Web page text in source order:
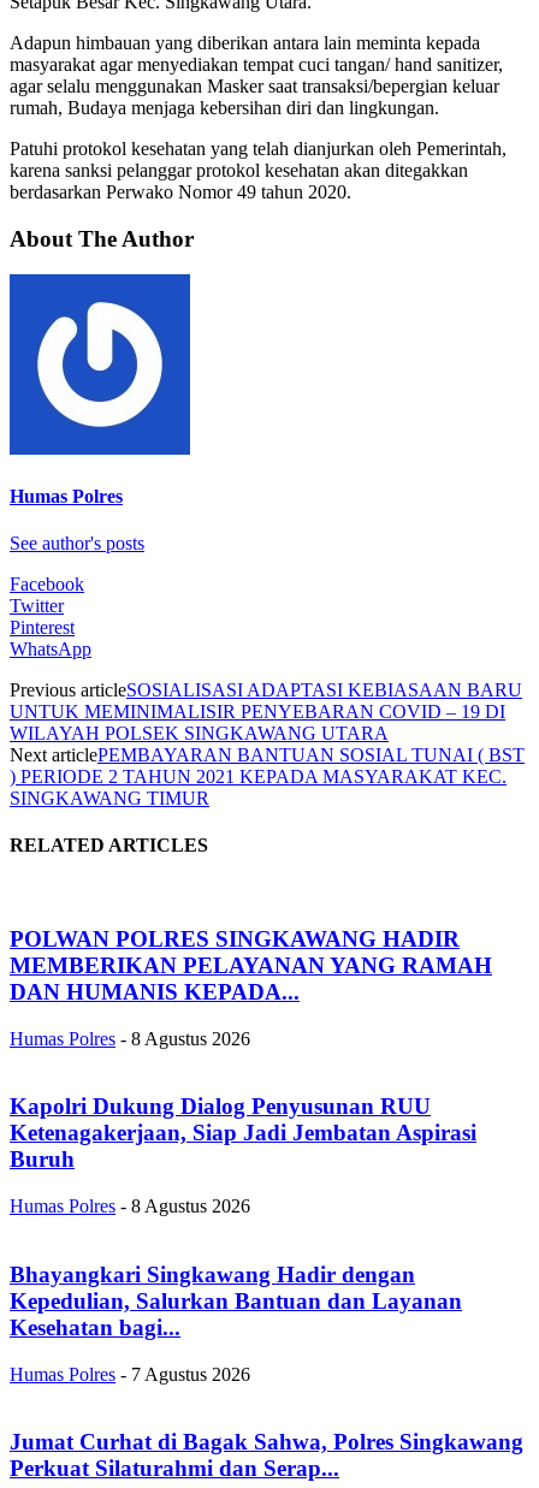
Adapun himbauan yang diberikan antara lain meminta kepada
masyarakat agar menyediakan tempat cuci tangan/ hand sanitizer,
agar selalu menggunakan Masker saat transaksi/bepergian keluar
rumah, Budaya menjaga kebersihan diri dan lingkungan.
Patuhi protokol kesehatan yang telah dianjurkan oleh Pemerintah,
karena sanksi pelanggar protokol kesehatan akan ditegakkan
berdasarkan Perwako Nomor 49 tahun 2020.
About The Author
Humas Polres
See author's posts
Facebook
Twitter
Pinterest
WhatsApp
Previous articleSOSIALISASI ADAPTASI KEBIASAAN BARU
UNTUK MEMINIMALISIR PENYEBARAN COVID – 19 DI
WILAYAH POLSEK SINGKAWANG UTARA
Next articlePEMBAYARAN BANTUAN SOSIAL TUNAI ( BST
) PERIODE 2 TAHUN 2021 KEPADA MASYARAKAT KEC.
SINGKAWANG TIMUR
RELATED ARTICLES
POLWAN POLRES SINGKAWANG HADIR
MEMBERIKAN PELAYANAN YANG RAMAH
DAN HUMANIS KEPADA...
Humas Polres - 8 Agustus 2026
Kapolri Dukung Dialog Penyusunan RUU
Ketenagakerjaan, Siap Jadi Jembatan Aspirasi
Buruh
Humas Polres - 8 Agustus 2026
Bhayangkari Singkawang Hadir dengan
Kepedulian, Salurkan Bantuan dan Layanan
Kesehatan bagi...
Humas Polres - 7 Agustus 2026
Jumat Curhat di Bagak Sahwa, Polres Singkawang
Perkuat Silaturahmi dan Serap...